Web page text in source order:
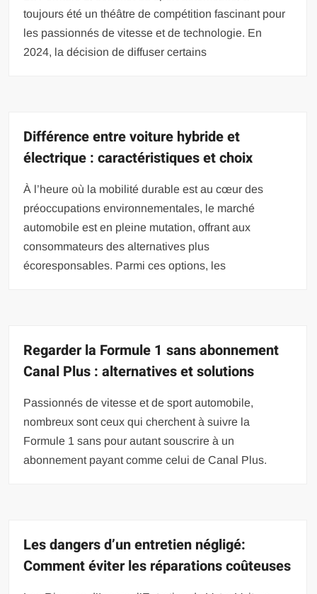
toujours été un théâtre de compétition fascinant pour
les passionnés de vitesse et de technologie. En
2024, la décision de diffuser certains
Différence entre voiture hybride et
électrique : caractéristiques et choix
À l’heure où la mobilité durable est au cœur des
préoccupations environnementales, le marché
automobile est en pleine mutation, offrant aux
consommateurs des alternatives plus
écoresponsables. Parmi ces options, les
Regarder la Formule 1 sans abonnement
Canal Plus : alternatives et solutions
Passionnés de vitesse et de sport automobile,
nombreux sont ceux qui cherchent à suivre la
Formule 1 sans pour autant souscrire à un
abonnement payant comme celui de Canal Plus.
Les dangers d’un entretien négligé:
Comment éviter les réparations coûteuses